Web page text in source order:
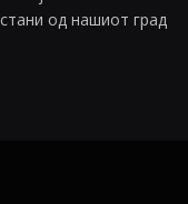
од нашиот град